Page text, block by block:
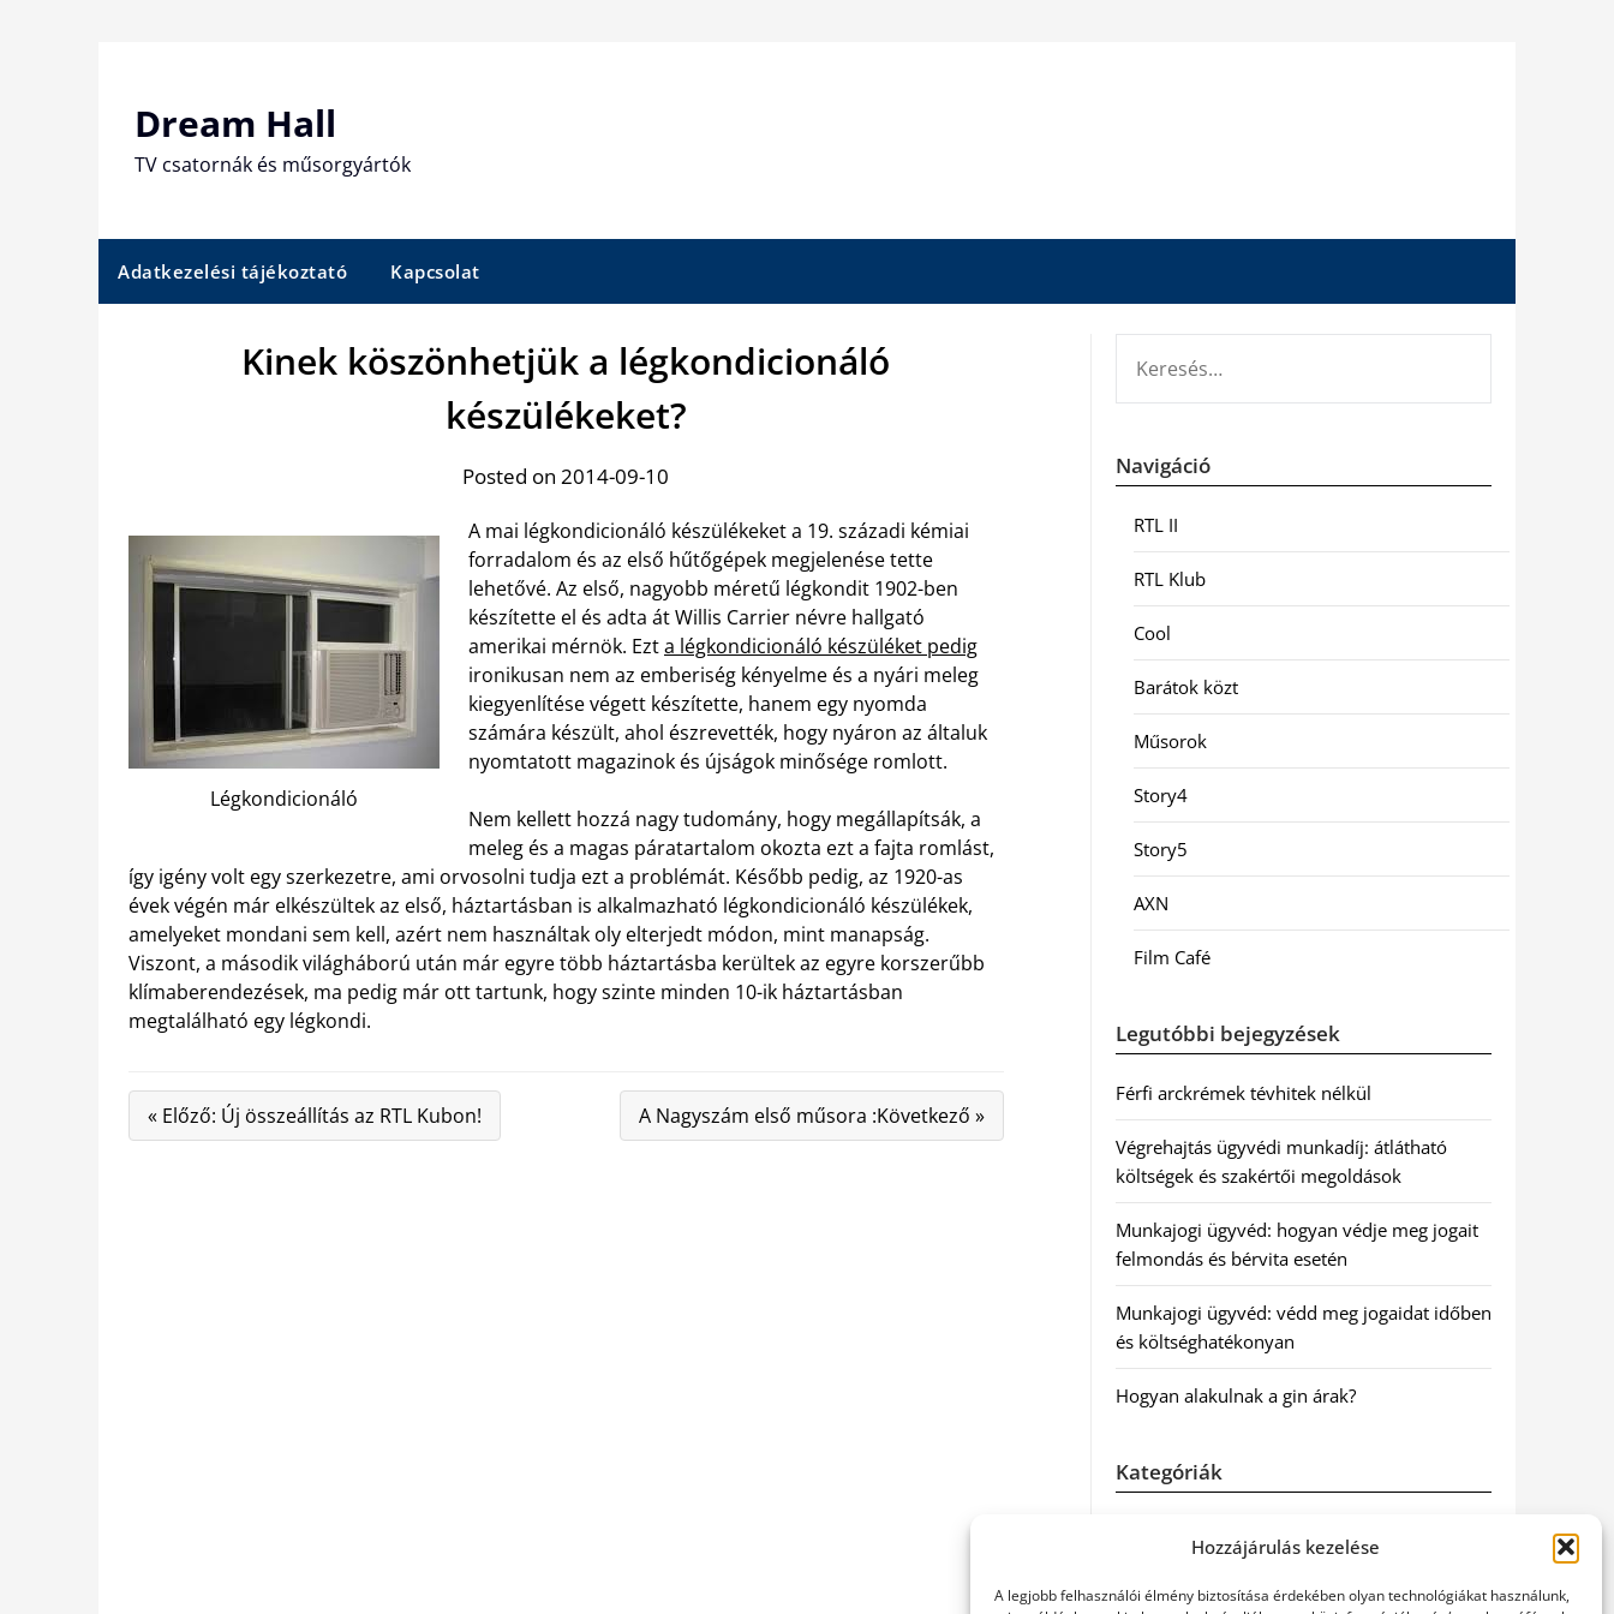
Hozzájárulás kezelése
A legjobb felhasználói élmény biztosítása érdekében olyan technológiákat használunk,
Dream Hall
TV csatornák és műsorgyártók
Adatkezelési tájékoztató Kapcsolat
Kinek köszönhetjük a légkondicionáló
készülékeket?
Posted on 2014-09-10
Légkondicionáló
A mai légkondicionáló készülékeket a 19. századi kémiai
forradalom és az első hűtőgépek megjelenése tette
lehetővé. Az első, nagyobb méretű légkondit 1902-ben
készítette el és adta át Willis Carrier névre hallgató
amerikai mérnök. Ezta légkondicionáló készüléket pedig
ironikusan nem az emberiség kényelme és a nyári meleg
kiegyenlítése végett készítette, hanem egy nyomda
számára készült, ahol észrevették, hogy nyáron az általuk
nyomtatott magazinok és újságok minősége romlott.
Nem kellett hozzá nagy tudomány, hogy megállapítsák, a
meleg és a magas páratartalom okozta ezt a fajta romlást,
így igény volt egy szerkezetre, ami orvosolni tudja ezt a problémát. Később pedig, az 1920-as
évek végén már elkészültek az első, háztartásban is alkalmazható légkondicionáló készülékek,
amelyeket mondani sem kell, azért nem használtak oly elterjedt módon, mint manapság.
Viszont, a második világháború után már egyre több háztartásba kerültek az egyre korszerűbb
klímaberendezések, ma pedig már ott tartunk, hogy szinte minden 10-ik háztartásban
megtalálható egy légkondi.
« Előző: Új összeállítás az RTL Kubon! A Nagyszám első műsora :Következő »
Navigáció
RTL II
RTL Klub
Cool
Barátok közt
Műsorok
Story4
Story5
AXN
Film Café
Legutóbbi bejegyzések
Férfi arckrémek tévhitek nélkül
Végrehajtás ügyvédi munkadíj: átlátható
költségek és szakértői megoldások
Munkajogi ügyvéd: hogyan védje meg jogait
felmondás és bérvita esetén
Munkajogi ügyvéd: védd meg jogaidat időben
és költséghatékonyan
Hogyan alakulnak a gin árak?
Kategóriák
Hírek